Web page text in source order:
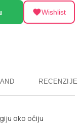
Wishlist
RECENZIJE
oko očiju